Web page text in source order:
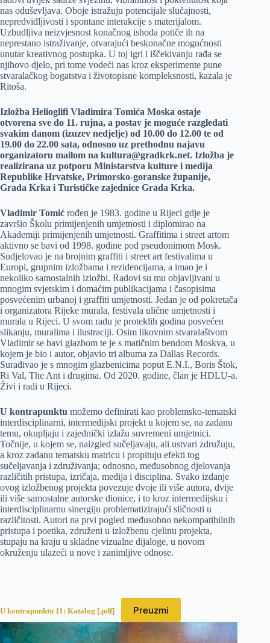
nas oduševljava. Oboje istražuju potencijale slučajnosti,
nepredvidljivosti i spontane interakcije s materijalom.
Uzbudljiva neizvjesnost konačnog ishoda potiče ih na
neprestano istraživanje, otvarajući beskonačne mogućnosti
unutar kreativnog postupka. U toj igri i iščekivanju rađa se
njihovo djelo, pri tome vodeći nas kroz eksperimente pune
stvaralačkog bogatstva i životopisne kompleksnosti, kazala je
Ritoša.
Izložba Helioglifi Vladimira Tomića Moska ostaje
otvorena sve do 11. rujna, a postav je moguće razgledati
svakim danom (izuzev nedjelje) od 10.00 do 12.00 te od
19.00 do 22.00 sata, odnosno uz prethodnu najavu
organizatoru mailom na kultura@gradkrk.net. Izložba je
realizirana uz potporu Ministarstva kulture i medija
Republike Hrvatske, Primorsko-goranske županije,
Grada Krka i Turističke zajednice Grada Krka.
Vladimir Tomić rođen je 1983. godine u Rijeci gdje je
završio Školu primijenjenih umjetnosti i diplomirao na
Akademiji primijenjenih umjetnosti. Graffitima i street artom
aktivno se bavi od 1998. godine pod pseudonimom Mosk.
Sudjelovao je na brojnim graffiti i street art festivalima u
Europi, grupnim izložbama i rezidencijama, a imao je i
nekoliko samostalnih izložbi. Radovi su mu objavljivani u
mnogim svjetskim i domaćim publikacijama i časopisima
posvećenim urbanoj i graffiti umjetnosti. Jedan je od pokretača
i organizatora Rijeke murala, festivala ulične umjetnosti i
murala u Rijeci. U svom radu je proteklih godina posvećen
slikanju, muralima i ilustraciji. Osim likovnim stvaralaštvom
Vladimir se bavi glazbom te je s matičnim bendom Moskva, u
kojem je bio i autor, objavio tri albuma za Dallas Records.
Surađivao je s mnogim glazbenicima poput E.N.I., Boris Štok,
Ri Val, The Ant i drugima. Od 2020. godine, član je HDLU-a.
Živi i radi u Rijeci.
U kontrapunktu možemo definirati kao problemsko-tematski
interdisciplinarni, intermedijski projekt u kojem se, na zadanu
temu, okupljaju i zajednički izlažu suvremeni umjetnici.
Točnije, u kojem se, naizgled sučeljavaju, ali ustvari združuju,
a kroz zadanu tematsku matricu i propituju efekti tog
sučeljavanja i združivanja; odnosno, međusobnog djelovanja
različitih pristupa, izričaja, medija i disciplina. Svako izdanje
ovog izložbenog projekta povezuje dvoje ili više autora, dvije
ili više samostalne autorske dionice, i to kroz intermedijsku i
interdisciplinarnu sinergiju problematizirajući sličnosti u
različitosti. Autori na prvi pogled međusobno nekompatibilnih
pristupa i poetika, združeni u izložbenu cjelinu projekta,
stupaju na kraju u skladne vizualne dijaloge, u novom
okruženju ulazeći u nove i zanimljive odnose.
U kontrapunktu 11: Katalog [.pdf] Preuzmi